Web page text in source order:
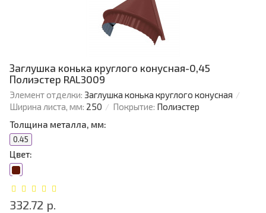
Заглушка конька круглого конусная-0,45
Полиэстер RAL3009
Элемент отделки: Заглушка конька круглого конусная
Ширина листа, мм: 250 Покрытие: Полиэстер
Толщина металла, мм:
0.45
Цвет:
332.72 р.